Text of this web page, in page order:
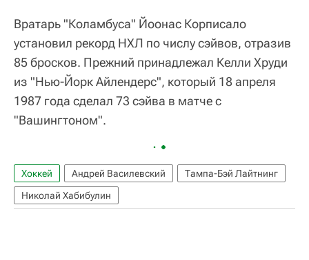
Вратарь "Коламбуса" Йоонас Корписало
установил рекорд НХЛ по числу сэйвов, отразив
85 бросков. Прежний принадлежал Келли Хруди
из "Нью-Йорк Айлендерс", который 18 апреля
1987 года сделал 73 сэйва в матче с
"Вашингтоном".
Хоккей Андрей Василевский
Тампа-Бэй Лайтнинг
Николай Хабибулин